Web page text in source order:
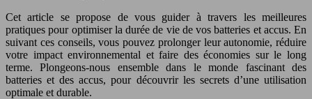
Cet article se propose de vous guider à travers les meilleures
pratiques pour optimiser la durée de vie de vos batteries et accus. En
suivant ces conseils, vous pouvez prolonger leur autonomie, réduire
votre impact environnemental et faire des économies sur le long
terme. Plongeons-nous ensemble dans le monde fascinant des
batteries et des accus, pour découvrir les secrets d’une utilisation
optimale et durable.